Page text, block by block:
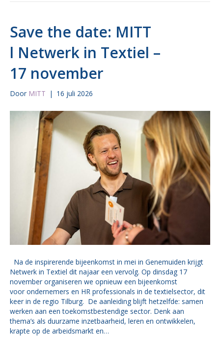
Save the date: MITT
l Netwerk in Textiel –
17 november
Door MITT | 16 juli 2026
Na de inspirerende bijeenkomst in mei in Genemuiden krijgt
Netwerk in Textiel dit najaar een vervolg. Op dinsdag 17
november organiseren we opnieuw een bijeenkomst
voor ondernemers en HR professionals in de textielsector, dit
keer in de regio Tilburg. De aanleiding blijft hetzelfde: samen
werken aan een toekomstbestendige sector. Denk aan
thema’s als duurzame inzetbaarheid, leren en ontwikkelen,
krapte op de arbeidsmarkt en…